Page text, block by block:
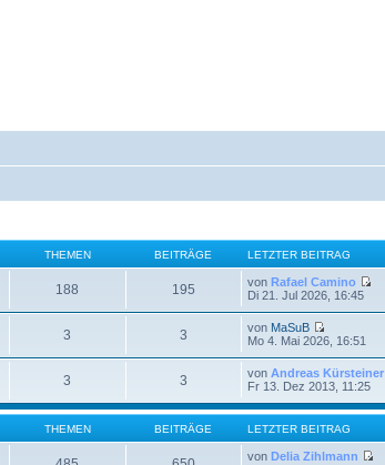
THEMEN BEITRÄGE LETZTER BEITRAG
188 195 vonRafael Camino
Di 21. Jul 2026, 16:45
3 3 von MaSuB
Mo 4. Mai 2026, 16:51
3 3 vonAndreas Kürsteiner
Fr 13. Dez 2013, 11:25
THEMEN BEITRÄGE LETZTER BEITRAG
vonDelia Zihlmann